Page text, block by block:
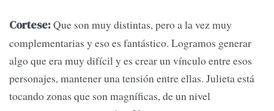
Cortese:Que son muy distintas, pero a la vez muy
complementarias y eso es fantástico. Logramos generar
algo que era muy difícil y es crear un vínculo entre esos
personajes, mantener una tensión entre ellas. Julieta está
tocando zonas que son magníficas, de un nivel